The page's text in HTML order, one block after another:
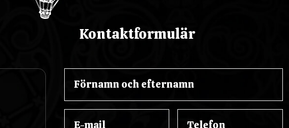
Kontaktformulär